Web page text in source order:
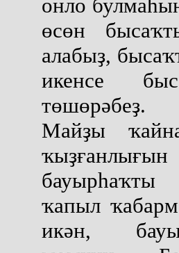
онло
өсөн
алабыҙ,
икенсе
төшөрәбеҙ.
Майҙы
ҡапыл
икән,